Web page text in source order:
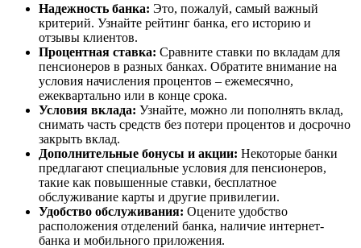
Надежность банка: Это, пожалуй, самый важный
критерий. Узнайте рейтинг банка, его историю и
отзывы клиентов.
Процентная ставка: Сравните ставки по вкладам для
пенсионеров в разных банках. Обратите внимание на
условия начисления процентов – ежемесячно,
ежеквартально или в конце срока.
Условия вклада: Узнайте, можно ли пополнять вклад,
снимать часть средств без потери процентов и досрочно
закрыть вклад.
Дополнительные бонусы и акции: Некоторые банки
предлагают специальные условия для пенсионеров,
такие как повышенные ставки, бесплатное
обслуживание карты и другие привилегии.
Удобство обслуживания: Оцените удобство
расположения отделений банка, наличие интернет-
банка и мобильного приложения.